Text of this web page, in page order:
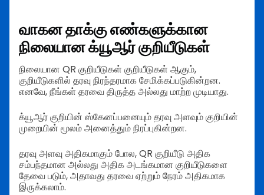
வாகன தாக்கு எண்களுக்கான
நிலையான க்யூஆர் குறியீடுகள்
நிலையான QR குறியீடுகள் குறியீடுகள் ஆகும்,
குறியீடுகளில் தரவு நிரந்தரமாக சேமிக்கப்படுகின்றன.
எனவே, நீங்கள் தரவை திருத்த அல்லது மாற்ற முடியாது.
க்யூஆர் குறியின் ஸ்கேனப்பனையும் தரவு அளவும் குறியின்
முறையின் மூலம் அனைத்தும் நிரப்புகின்றன.
தரவு அளவு அதிகமாகும் போல, QR குறியீடு அதிக
சம்பந்தமான அல்லது அதிக அடங்கமான குறியீடுகளை
தேவை படும், அதாவது தரவை ஏற்றும் நேரம் அதிகமாக
இருக்கலாம்.